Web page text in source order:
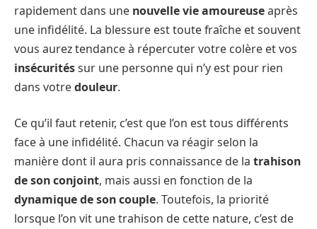
rapidement dans une nouvelle vie amoureuseaprès
une infidélité. La blessure est toute fraîche et souvent
vous aurez tendance à répercuter votre colère et vos
insécuritéssur une personne qui n’y est pour rien
dans votredouleur.
Ce qu’il faut retenir, c’est que l’on est tous différents
face à une infidélité. Chacun va réagir selon la
manière dont il aura pris connaissance de la trahison
de son conjoint, mais aussi en fonction de la
dynamique de son couple. Toutefois, la priorité
lorsque l’on vit une trahison de cette nature, c’est de